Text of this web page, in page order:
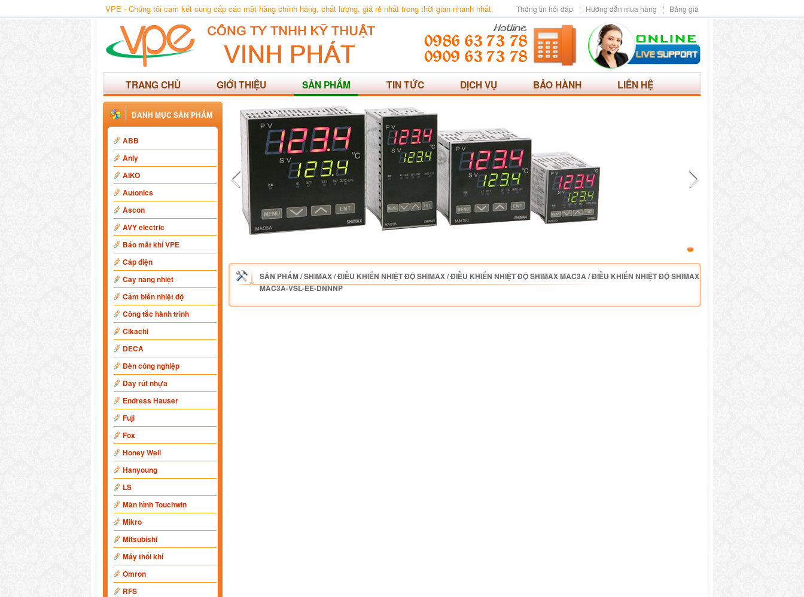
VPE - Chúng tôi cam kết cung cấp các mặt hàng chính hãng, chất lượng, giá rẻ nhất trong thời gian nhanh nhất. Bảng giá
Hướng dẫn mua hàng
Thông tin hỏi đáp
TRANG CHỦ GIỚI THIỆU SẢN PHẨM TIN TỨC DỊCH VỤ BẢO HÀNH LIÊN HỆ
DANH MỤC SẢN PHẨM
ABB
Anly
AIKO
Autonics
Ascon
AVY electric
Báo mất khí VPE
Cáp điện
Cây nâng nhiệt
Cảm biến nhiệt độ
Công tắc hành trình
Cikachi
DECA
Đèn công nghiệp
Dây rút nhựa
Endress Hauser
Fuji
Fox
Honey Well
Hanyoung
LS
Màn hình Touchwin
Mikro
Mitsubishi
Máy thổi khí
Omron
RFS
SẢN PHẨM/SHIMAX/ĐIỀU KHIỂN NHIỆT ĐỘ SHIMAX/ĐIỀU KHIỂN NHIỆT ĐỘ SHIMAX MAC3A/ĐIỀU KHIỂN NHIỆT ĐỘ SHIMAX
MAC3A-VSL-EE-DNNNP